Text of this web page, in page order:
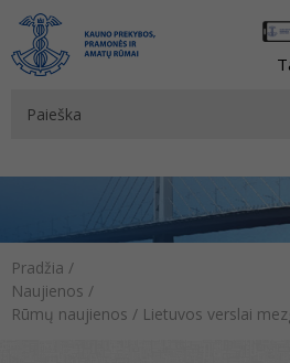
Pradžia /
Naujienos /
Rūmų naujienos / Lietuvos verslai